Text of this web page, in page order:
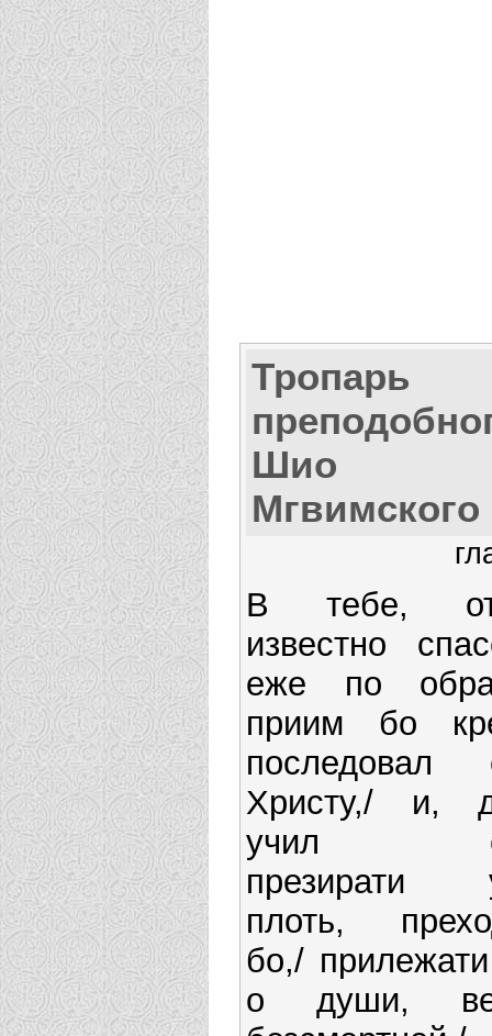
Тропарь
Шио
Мгвимского
В тебе,
известно
еже по
приим бо
последовал
Христу,/ и,
учил
презирати
плоть,
бо,/
о души,